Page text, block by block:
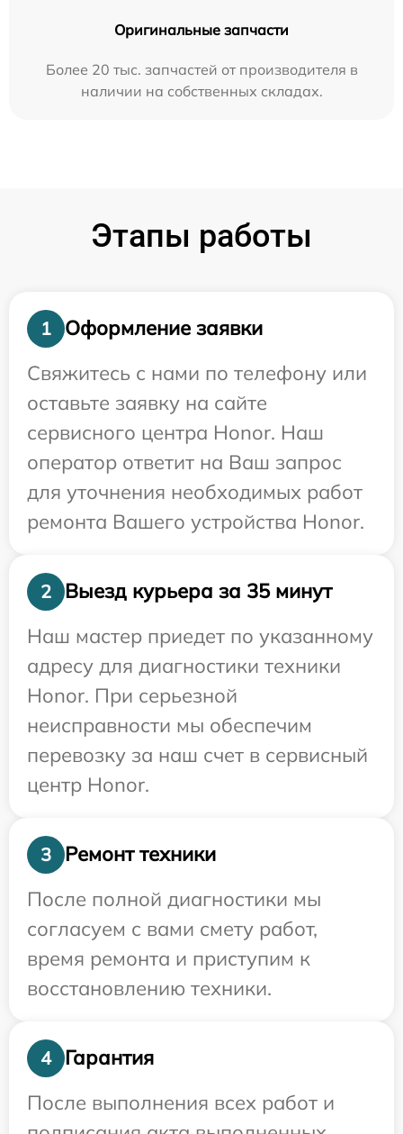
Оригинальные запчасти
Более 20 тыс. запчастей от производителя в
наличии на собственных складах.
Этапы работы
1
Оформление заявки
Свяжитесь с нами по телефону или
оставьте заявку на сайте
сервисного центра Honor. Наш
оператор ответит на Ваш запрос
для уточнения необходимых работ
ремонта Вашего устройства Honor.
2
Выезд курьера за 35 минут
Наш мастер приедет по указанному
адресу для диагностики техники
Honor. При серьезной
неисправности мы обеспечим
перевозку за наш счет в сервисный
центр Honor.
3
Ремонт техники
После полной диагностики мы
согласуем с вами смету работ,
время ремонта и приступим к
восстановлению техники.
4
Гарантия
После выполнения всех работ и